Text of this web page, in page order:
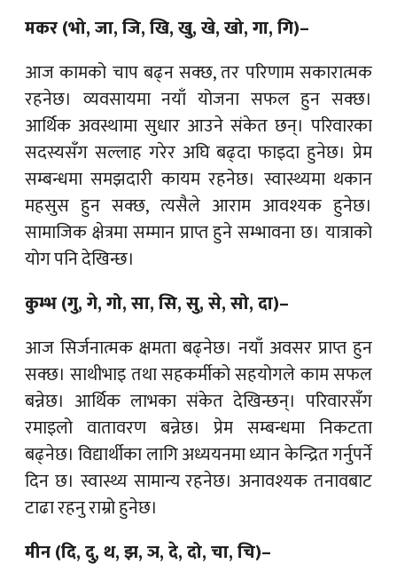
मकर (भो, जा, जि, खि, खु, खे, खो, गा, गि)–
आज कामको चाप बढ्न सक्छ, तर परिणाम सकारात्मक
रहनेछ। व्यवसायमा नयाँ योजना सफल हुन सक्छ।
आर्थिक अवस्थामा सुधार आउने संकेत छन्। परिवारका
सदस्यसँग सल्लाह गरेर अघि बढ्दा फाइदा हुनेछ। प्रेम
सम्बन्धमा समझदारी कायम रहनेछ। स्वास्थ्यमा थकान
महसुस हुन सक्छ, त्यसैले आराम आवश्यक हुनेछ।
सामाजिक क्षेत्रमा सम्मान प्राप्त हुने सम्भावना छ। यात्राको
योग पनि देखिन्छ।
कुम्भ (गु, गे, गो, सा, सि, सु, से, सो, दा)–
आज सिर्जनात्मक क्षमता बढ्नेछ। नयाँ अवसर प्राप्त हुन
सक्छ। साथीभाइ तथा सहकर्मीको सहयोगले काम सफल
बन्नेछ। आर्थिक लाभका संकेत देखिन्छन्। परिवारसँग
रमाइलो वातावरण बन्नेछ। प्रेम सम्बन्धमा निकटता
बढ्नेछ। विद्यार्थीका लागि अध्ययनमा ध्यान केन्द्रित गर्नुपर्ने
दिन छ। स्वास्थ्य सामान्य रहनेछ। अनावश्यक तनावबाट
टाढा रहनु राम्रो हुनेछ।
मीन (दि, दु, थ, झ, ञ, दे, दो, चा, चि)–